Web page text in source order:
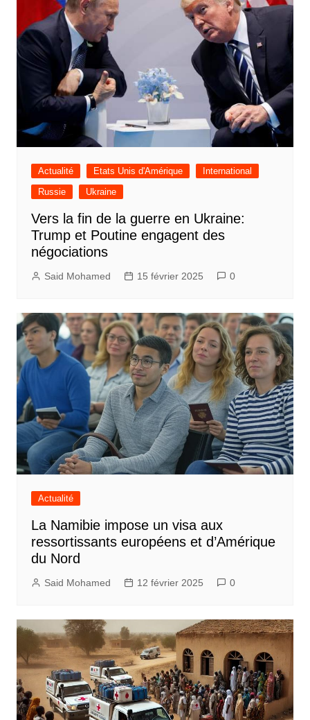
Actualité Etats Unis d'Amérique
International
Russie
Ukraine
Vers la fin de la guerre en Ukraine:
Trump et Poutine engagent des
négociations
Said Mohamed 15 février 2025 0
Actualité
La Namibie impose un visa aux
ressortissants européens et d’Amérique
du Nord
Said Mohamed 12 février 2025 0